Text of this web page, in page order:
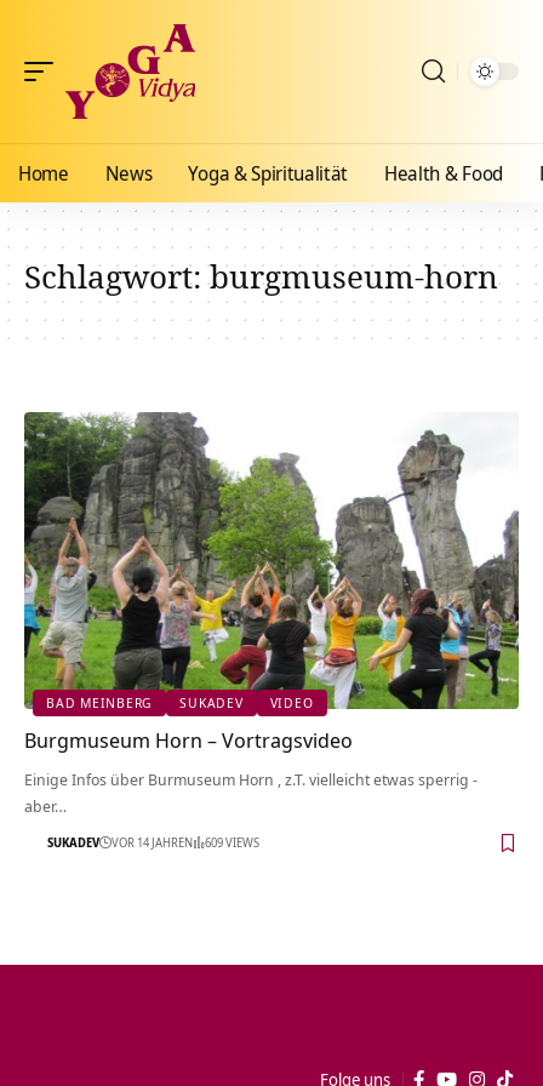
Home News Yoga & Spiritualität Health & Food
Schlagwort:burgmuseum-horn
BAD MEINBERG SUKADEV VIDEO
Burgmuseum Horn‏‎ – Vortragsvideo
Einige Infos über Burmuseum Horn‏‎ , z.T. vielleicht etwas sperrig -
aber…
SUKADEV VOR 14 JAHREN 609 VIEWS
Folge uns